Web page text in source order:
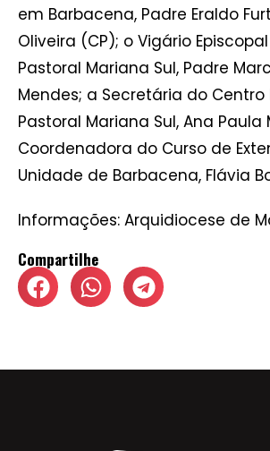
em Barbacena, Padre Eraldo
Oliveira (CP); o Vigário
Pastoral Mariana Sul, Padre
Mendes; a Secretária do Centro
Pastoral Mariana Sul, Ana Paula
Coordenadora do Curso de
Unidade de Barbacena, Flávia
Informações: Arquidiocese de
Compartilhe